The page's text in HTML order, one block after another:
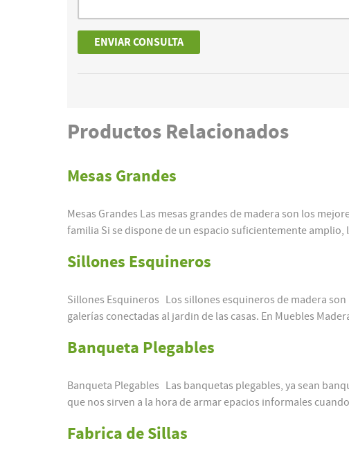
Productos Relacionados
Mesas Grandes
Mesas Grandes Las mesas grandes de madera son los
familia Si se dispone de un espacio suficientemente amplio,
Sillones Esquineros
Sillones Esquineros Los sillones esquineros de madera
galerías conectadas al jardin de las casas. En Muebles
Banqueta Plegables
Banqueta Plegables Las banquetas plegables, ya sean
que nos sirven a la hora de armar epacios informales
Fabrica de Sillas